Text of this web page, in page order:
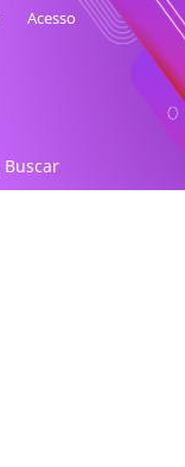
Buscar
Acesso